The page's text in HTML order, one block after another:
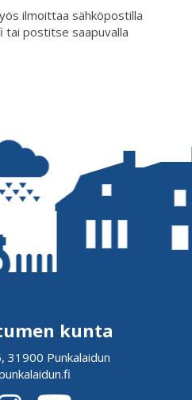
ilmoittaa sähköpostilla
tai postitse saapuvalla
kunta
31900 Punkalaidun